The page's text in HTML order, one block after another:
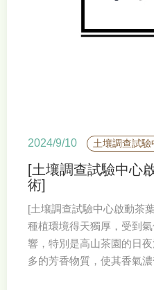
2024/9/10 土壤調查試驗
[土壤調查試驗中心
術]
[土壤調查試驗中心啟動茶
種植環境得天獨厚，受到
響，特別是高山茶園的日
多的芳香物質，使其香氣